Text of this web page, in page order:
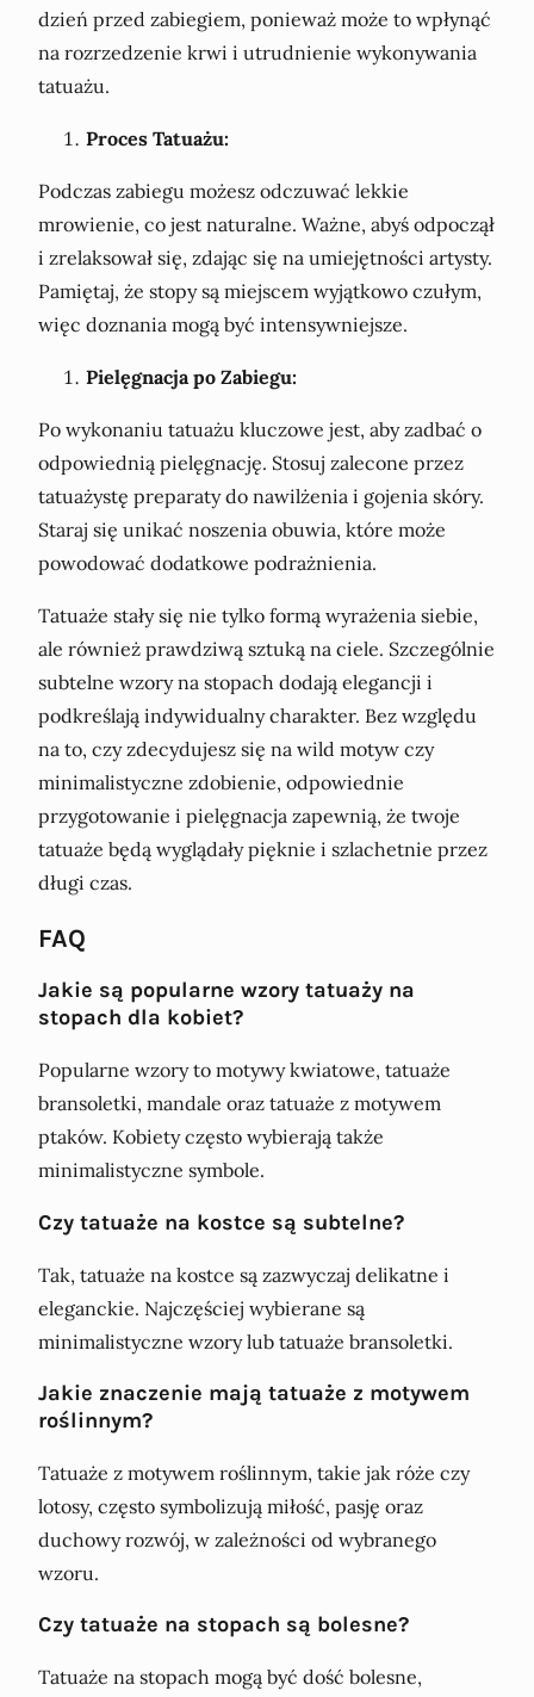
dzień przed zabiegiem, ponieważ może to wpłynąć
na rozrzedzenie krwi i utrudnienie wykonywania
tatuażu.
Proces Tatuażu:
Podczas zabiegu możesz odczuwać lekkie
mrowienie, co jest naturalne. Ważne, abyś odpoczął
i zrelaksował się, zdając się na umiejętności artysty.
Pamiętaj, że stopy są miejscem wyjątkowo czułym,
więc doznania mogą być intensywniejsze.
Pielęgnacja po Zabiegu:
Po wykonaniu tatuażu kluczowe jest, aby zadbać o
odpowiednią pielęgnację. Stosuj zalecone przez
tatuażystę preparaty do nawilżenia i gojenia skóry.
Staraj się unikać noszenia obuwia, które może
powodować dodatkowe podrażnienia.
Tatuaże stały się nie tylko formą wyrażenia siebie,
ale również prawdziwą sztuką na ciele. Szczególnie
subtelne wzory na stopach dodają elegancji i
podkreślają indywidualny charakter. Bez względu
na to, czy zdecydujesz się na wild motyw czy
minimalistyczne zdobienie, odpowiednie
przygotowanie i pielęgnacja zapewnią, że twoje
tatuaże będą wyglądały pięknie i szlachetnie przez
długi czas.
FAQ
Jakie są popularne wzory tatuaży na
stopach dla kobiet?
Popularne wzory to motywy kwiatowe, tatuaże
bransoletki, mandale oraz tatuaże z motywem
ptaków. Kobiety często wybierają także
minimalistyczne symbole.
Czy tatuaże na kostce są subtelne?
Tak, tatuaże na kostce są zazwyczaj delikatne i
eleganckie. Najczęściej wybierane są
minimalistyczne wzory lub tatuaże bransoletki.
Jakie znaczenie mają tatuaże z motywem
roślinnym?
Tatuaże z motywem roślinnym, takie jak róże czy
lotosy, często symbolizują miłość, pasję oraz
duchowy rozwój, w zależności od wybranego
wzoru.
Czy tatuaże na stopach są bolesne?
Tatuaże na stopach mogą być dość bolesne,